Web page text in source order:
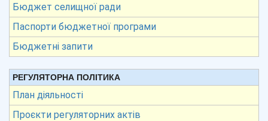
Бюджет селищної ради
Паспорти бюджетної програми
Бюджетні запити
РЕГУЛЯТОРНА ПОЛІТИКА
План діяльності
Проєкти регуляторних актів